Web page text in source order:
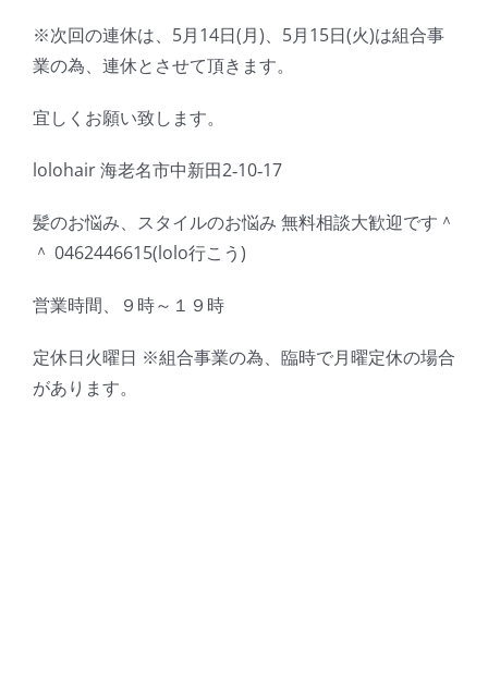
※次回の連休は、5月14日(月)、5月15日(火)は組合事
業の為、連休とさせて頂きます。
宜しくお願い致します。
lolohair 海老名市中新田2‐10‐17
髪のお悩み、スタイルのお悩み 無料相談大歓迎です＾
＾ 0462446615(lolo行こう)
営業時間、９時～１９時
定休日火曜日 ※組合事業の為、臨時で月曜定休の場合
があります。